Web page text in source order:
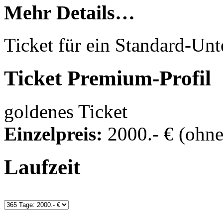
Mehr Details…
Ticket für ein Standard-
Ticket Premium-Profil
goldenes Ticket
Einzelpreis: 2000.- €
Laufzeit